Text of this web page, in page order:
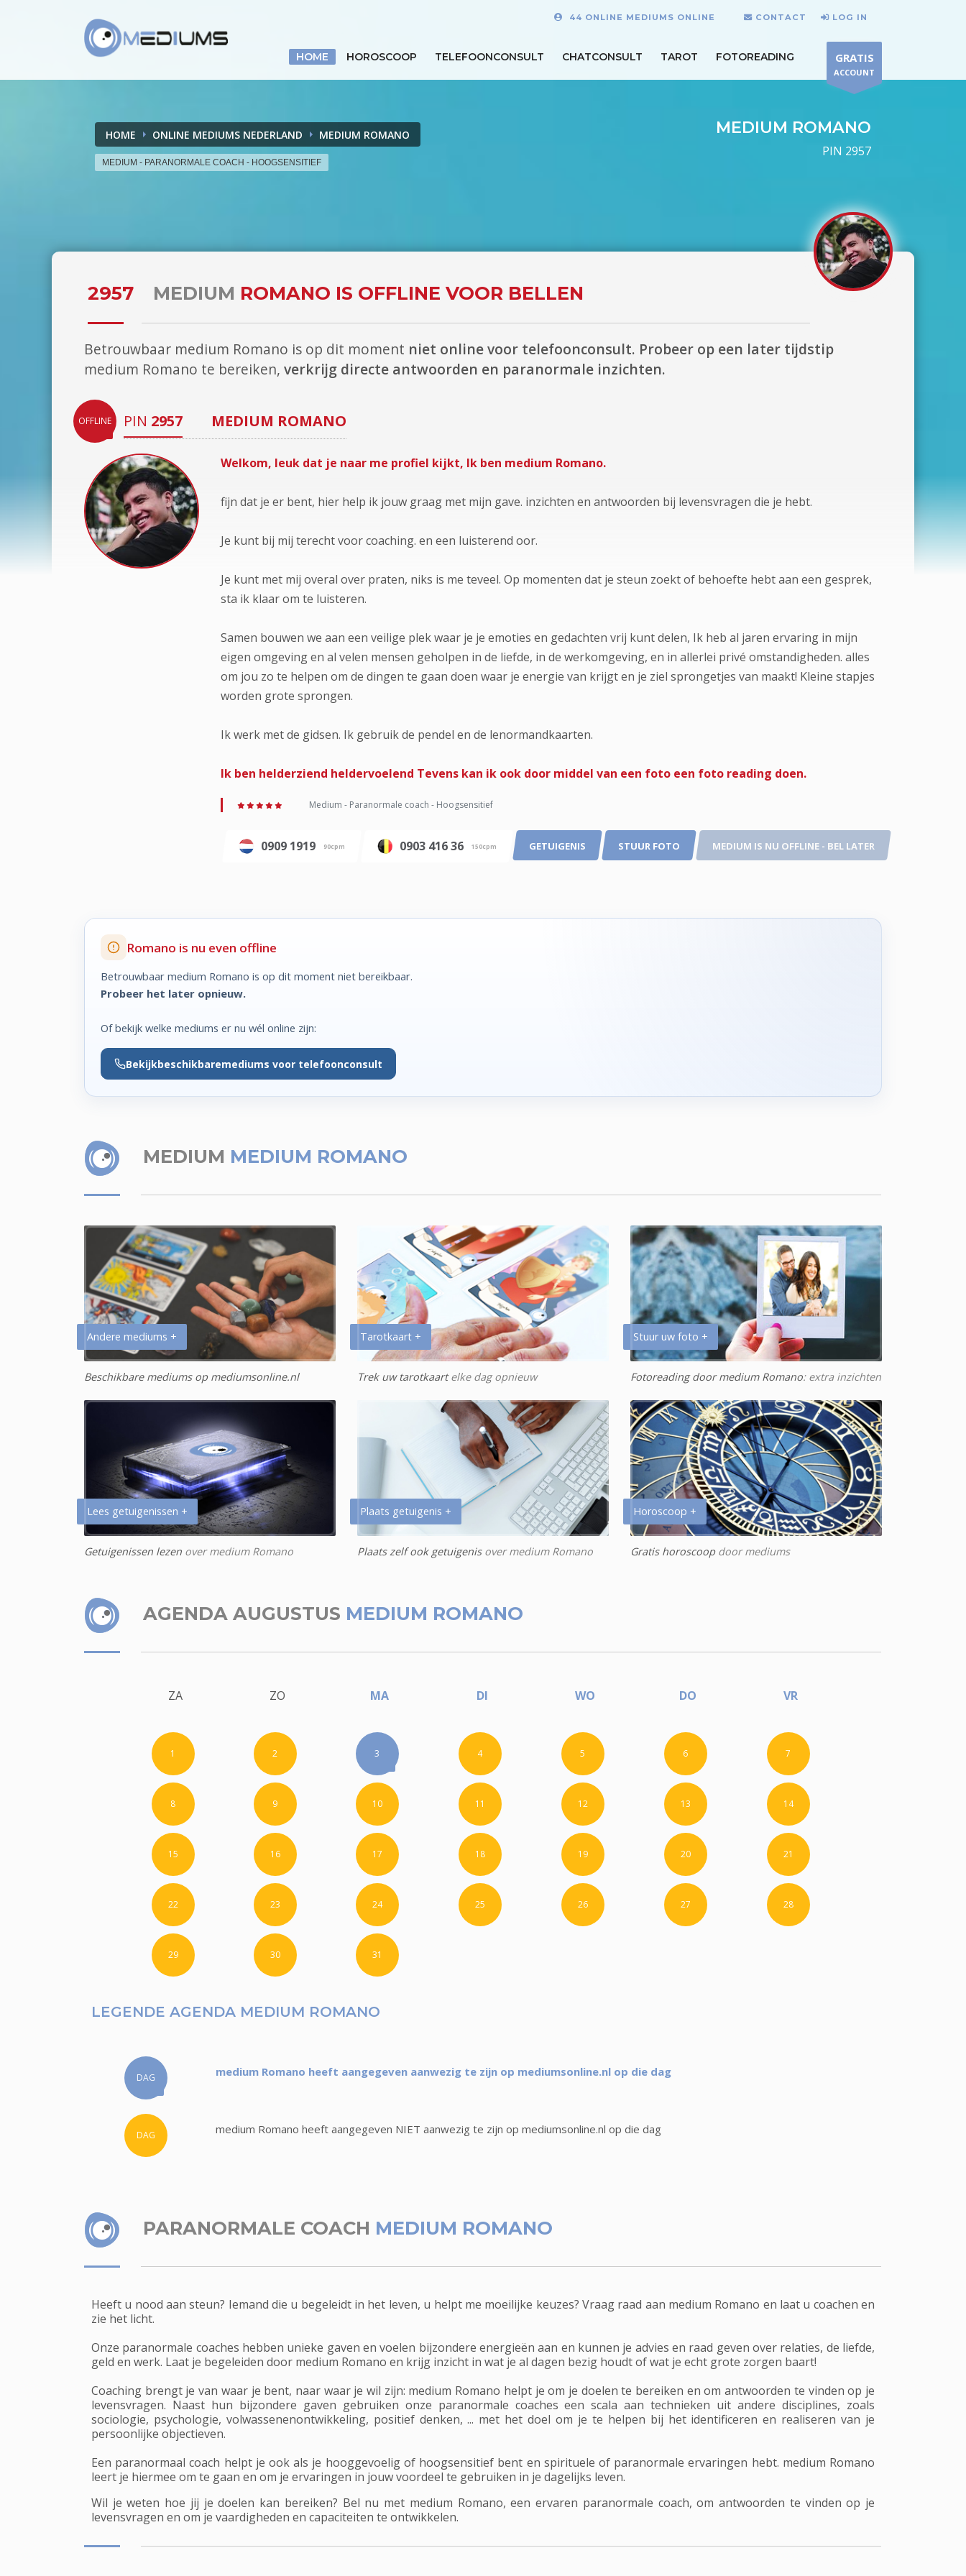
44 ONLINE MEDIUMS ONLINE CONTACT LOG IN
HOME HOROSCOOP TELEFOONCONSULT CHATCONSULT TAROT FOTOREADING GRATIS
ACCOUNT
HOME ONLINE MEDIUMS NEDERLAND MEDIUM ROMANO
MEDIUM - PARANORMALE COACH - HOOGSENSITIEF
MEDIUM ROMANO
PIN 2957
2957 MEDIUM ROMANO IS OFFLINE VOOR BELLEN
Betrouwbaar medium Romano is op dit moment niet online voor telefoonconsult. Probeer op een later tijdstip
medium Romano te bereiken, verkrijg directe antwoorden en paranormale inzichten.
OFFLINE PIN 2957 MEDIUM ROMANO
Welkom, leuk dat je naar me profiel kijkt, Ik ben medium Romano.
fijn dat je er bent, hier help ik jouw graag met mijn gave. inzichten en antwoorden bij levensvragen die je hebt.
Je kunt bij mij terecht voor coaching. en een luisterend oor.
Je kunt met mij overal over praten, niks is me teveel. Op momenten dat je steun zoekt of behoefte hebt aan een gesprek,
sta ik klaar om te luisteren.
Samen bouwen we aan een veilige plek waar je je emoties en gedachten vrij kunt delen, Ik heb al jaren ervaring in mijn
eigen omgeving en al velen mensen geholpen in de liefde, in de werkomgeving, en in allerlei privé omstandigheden. alles
om jou zo te helpen om de dingen te gaan doen waar je energie van krijgt en je ziel sprongetjes van maakt! Kleine stapjes
worden grote sprongen.
Ik werk met de gidsen. Ik gebruik de pendel en de lenormandkaarten.
Ik ben helderziend heldervoelend Tevens kan ik ook door middel van een foto een foto reading doen.
Medium - Paranormale coach - Hoogsensitief
0909 1919 90cpm 0903 416 36 150cpm GETUIGENIS STUUR FOTO MEDIUM IS NU OFFLINE - BEL LATER
Romano is nu even offline
Betrouwbaar medium Romano is op dit moment niet bereikbaar.
Probeer het later opnieuw.
Of bekijk welke mediums er nu wél online zijn:
Bekijkbeschikbaremediums voor telefoonconsult
MEDIUM MEDIUM ROMANO
Andere mediums +
Beschikbare mediums op mediumsonline.nl
Tarotkaart +
Trek uw tarotkaartelke dag opnieuw
Stuur uw foto +
Fotoreading door medium Romano: extra inzichten
Lees getuigenissen +
Getuigenissen lezen over medium Romano
Plaats getuigenis +
Plaats zelf ook getuigenisover medium Romano
Horoscoop +
Gratis horoscoopdoor mediums
AGENDA AUGUSTUS MEDIUM ROMANO
ZA ZO MA DI WO DO VR
1 2 3 4 5 6 7
8 9 10 11 12 13 14
15 16 17 18 19 20 21
22 23 24 25 26 27 28
29 30 31
LEGENDE AGENDA MEDIUM ROMANO
DAG medium Romano heeft aangegeven aanwezig te zijn op mediumsonline.nl op die dag
DAG medium Romano heeft aangegeven NIET aanwezig te zijn op mediumsonline.nl op die dag
PARANORMALE COACH MEDIUM ROMANO
Heeft u nood aan steun? Iemand die u begeleidt in het leven, u helpt me moeilijke keuzes? Vraag raad aan medium Romano en laat u coachen en
zie het licht.
Onze paranormale coaches hebben unieke gaven en voelen bijzondere energieën aan en kunnen je advies en raad geven over relaties, de liefde,
geld en werk. Laat je begeleiden door medium Romano en krijg inzicht in wat je al dagen bezig houdt of wat je echt grote zorgen baart!
Coaching brengt je van waar je bent, naar waar je wil zijn: medium Romano helpt je om je doelen te bereiken en om antwoorden te vinden op je
levensvragen. Naast hun bijzondere gaven gebruiken onze paranormale coaches een scala aan technieken uit andere disciplines, zoals
sociologie, psychologie, volwassenenontwikkeling, positief denken, ... met het doel om je te helpen bij het identificeren en realiseren van je
persoonlijke objectieven.
Een paranormaal coach helpt je ook als je hooggevoelig of hoogsensitief bent en spirituele of paranormale ervaringen hebt. medium Romano
leert je hiermee om te gaan en om je ervaringen in jouw voordeel te gebruiken in je dagelijks leven.
Wil je weten hoe jij je doelen kan bereiken? Bel nu met medium Romano, een ervaren paranormale coach, om antwoorden te vinden op je
levensvragen en om je vaardigheden en capaciteiten te ontwikkelen.